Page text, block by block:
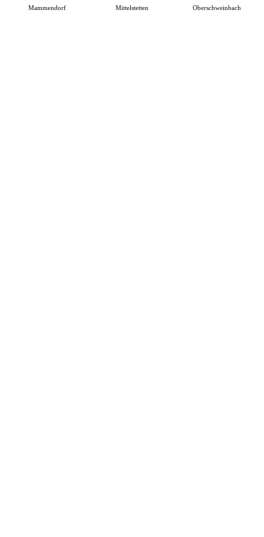
Mammendorf Mittelstetten Oberschweinbach